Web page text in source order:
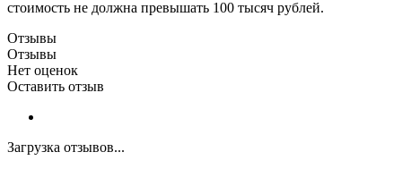
стоимость не должна превышать 100 тысяч рублей.
Отзывы
Отзывы
Нет оценок
Оставить отзыв
Загрузка отзывов...